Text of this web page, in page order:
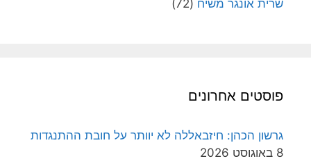
שרית אונגר משיח (72)
פוסטים אחרונים
גרשון הכהן: חיזבאללה לא יוותר על חובת ההתנגדות
8 באוגוסט 2026